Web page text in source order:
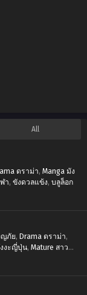
All
ดราม่า, Manga มัง
า, ขังดวลแข้ง, บลูล็อก
ญภัย, Drama ดราม่า,
งะญี่ปุ่น, Mature สาว